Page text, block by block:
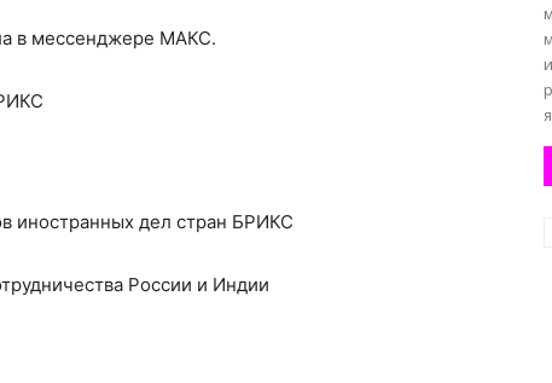
в мессенджере МАКС.
иностранных дел стран БРИКС
России и Индии